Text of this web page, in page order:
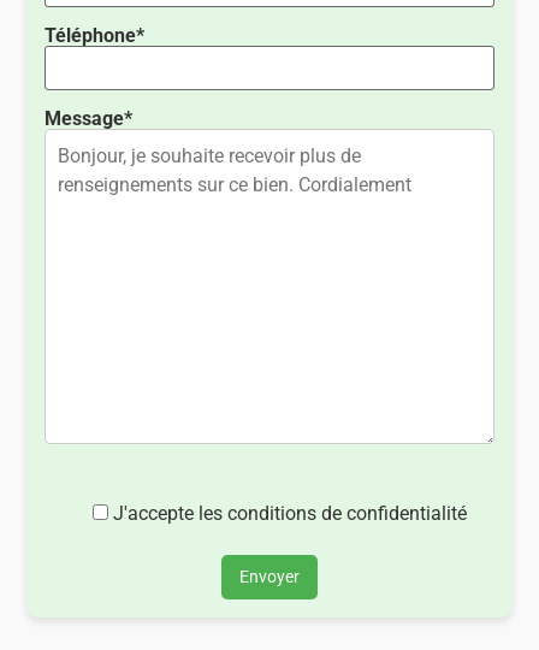
Téléphone*
Message*
J'accepte les conditions de confidentialité
Envoyer